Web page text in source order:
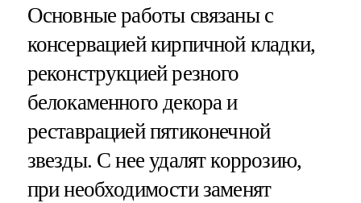
Основные работы связаны с
консервацией кирпичной кладки,
реконструкцией резного
белокаменного декора и
реставрацией пятиконечной
звезды. С нее удалят коррозию,
при необходимости заменят